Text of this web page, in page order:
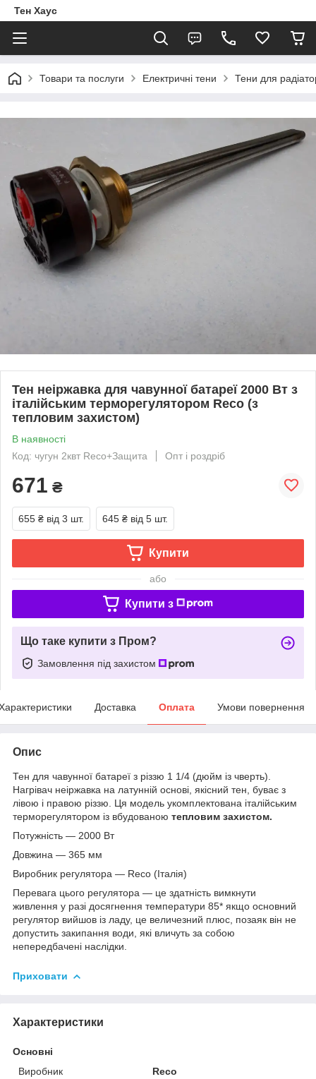
Тен Хаус
Товари та послуги Електричні тени Тени для
Тен неіржавка для чавунної батареї 2000 Вт з
італійським терморегулятором Reco (з
тепловим захистом)
В наявності
Код: чугун 2квт Reco+Защита
Опт і роздріб
671 ₴
655 ₴ від 3 шт. 645 ₴ від 5 шт.
Купити
або
Купити з
Що таке купити з Пром?
Замовлення під захистом
Доставка Оплата Умови повернення
Опис
Тен для чавунної батареї з різзю 1 1/4 (дюйм із чверть).
Нагрівач неіржавка на латунній основі, якісний тен, буває з
лівою і правою різзю. Ця модель укомплектована італійським
терморегулятором із вбудованою тепловим захистом.
Потужність — 2000 Вт
Довжина — 365 мм
Виробник регулятора — Reco (Італія)
Перевага цього регулятора — це здатність вимкнути
живлення у разі досягнення температури 85* якщо основний
регулятор вийшов із ладу, це величезний плюс, позаяк він не
допустить закипання води, які вличуть за собою
непередбачені наслідки.
Приховати
Характеристики
Основні
Виробник
Reco